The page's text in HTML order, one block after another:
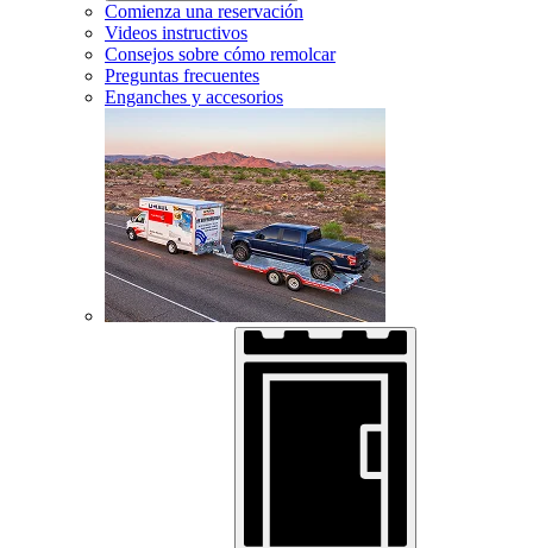
Comienza una reservación
Videos instructivos
Consejos sobre cómo remolcar
Preguntas frecuentes
Enganches y accesorios